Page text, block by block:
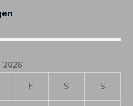
F S S